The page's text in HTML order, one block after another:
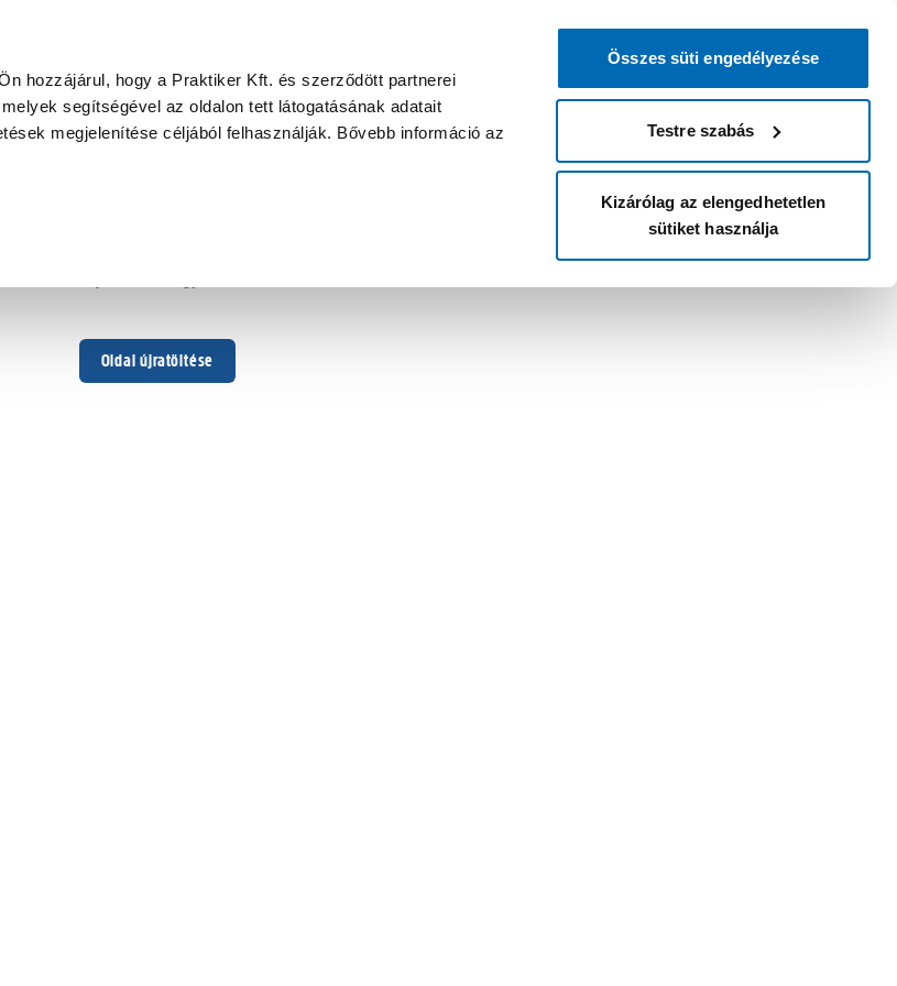
hozzájárul, hogy a Praktiker Kft. és szerződött partnerei
segítségével az oldalon tett látogatásának adatait
megjelenítése céljából felhasználják. Bővebb információ az
Összes süti engedélyezése
Testre szabás
Kizárólag az elengedhetetlen
sütiket használja
Oldal újratöltése